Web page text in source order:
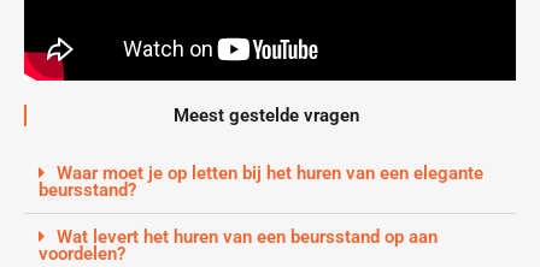
Meest gestelde vragen
Waar moet je op letten bij het huren van een elegante
beursstand?
Wat levert het huren van een beursstand op aan
voordelen?